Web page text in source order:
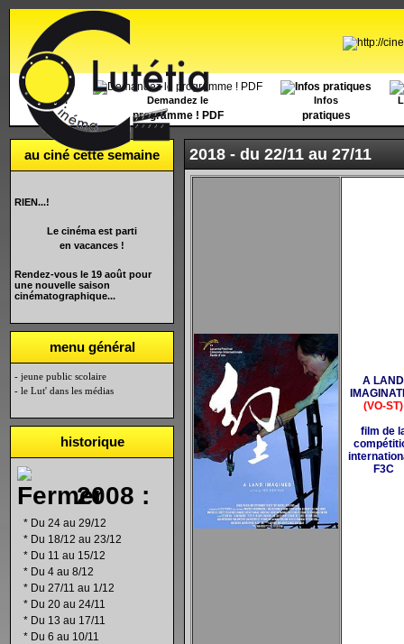
Accueil Demandez le
programme ! PDF
Infos
pratiques
au ciné cette semaine
RIEN...!
Le cinéma est parti
en vacances !
Rendez-vous le 19 août pour
une nouvelle saison
cinématographique...
menu général
- jeune public scolaire
- le Lut' dans les médias
historique
2008 :
* Du 24 au 29/12
* Du 18/12 au 23/12
* Du 11 au 15/12
* Du 4 au 8/12
* Du 27/11 au 1/12
* Du 20 au 24/11
* Du 13 au 17/11
* Du 6 au 10/11
2018 - du 22/11 au 27/11
A LAND
(VO-ST)
film de
F3C